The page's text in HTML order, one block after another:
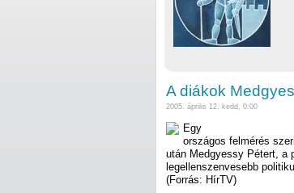
A diákok
2005. április 12. kedd, 0:00
Egy
országos felmérés
után Medgyessy Pétert, a
legellenszenvesebb
(Forrás: HírTV)